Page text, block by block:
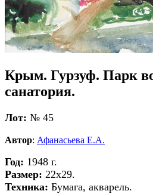
Крым. Гурзуф. Парк
санатория.
Лот: № 45
Автор: Афанасьева Е.А.
Год: 1948 г.
Размер: 22х29.
Техника: Бумага, акварель.